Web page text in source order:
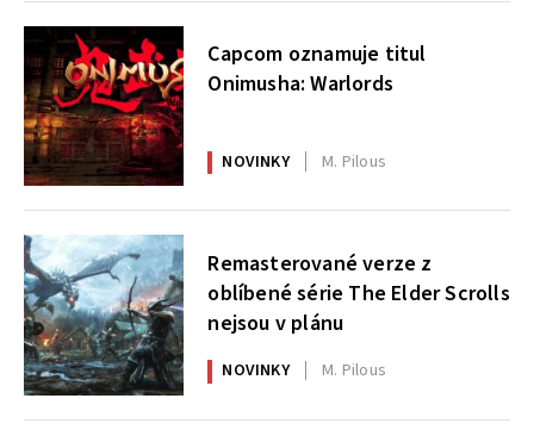
Capcom oznamuje titul
Onimusha: Warlords
NOVINKY M. Pilous
Remasterované verze z
oblíbené série The Elder Scrolls
nejsou v plánu
NOVINKY M. Pilous